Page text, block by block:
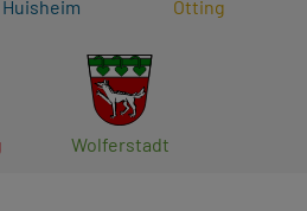
Huisheim Otting
Wolferstadt